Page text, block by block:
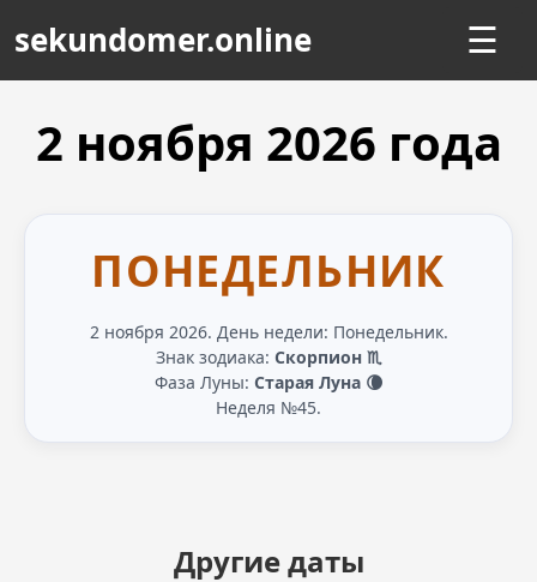
sekundomer.online ☰
2 ноября 2026 года
ПОНЕДЕЛЬНИК
2 ноября 2026. День недели: Понедельник.
Знак зодиака: Скорпион ♏
Фаза Луны: Старая Луна 🌘
Неделя №45.
Другие даты